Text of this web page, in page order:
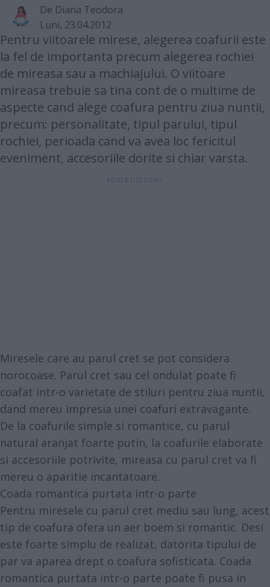
De Diana Teodora
Luni, 23.04.2012
Pentru viitoarele mirese, alegerea coafurii este
la fel de importanta precum alegerea rochiei
de mireasa sau a machiajului. O viitoare
mireasa trebuie sa tina cont de o multime de
aspecte cand alege coafura pentru ziua nuntii,
precum: personalitate, tipul parului, tipul
rochiei, perioada cand va avea loc fericitul
eveniment, accesoriile dorite si chiar varsta.
Miresele care au parul cret se pot considera
norocoase. Parul cret sau cel ondulat poate fi
coafat intr-o varietate de stiluri pentru ziua nuntii,
dand mereu impresia unei coafuri extravagante.
De la coafurile simple si romantice, cu parul
natural aranjat foarte putin, la coafurile elaborate
si accesoriile potrivite, mireasa cu parul cret va fi
mereu o aparitie incantatoare.
Coada romantica purtata intr-o parte
Pentru miresele cu parul cret mediu sau lung, acest
tip de coafura ofera un aer boem si romantic. Desi
este foarte simplu de realizat, datorita tipului de
par va aparea drept o coafura sofisticata. Coada
romantica purtata intr-o parte poate fi pusa in